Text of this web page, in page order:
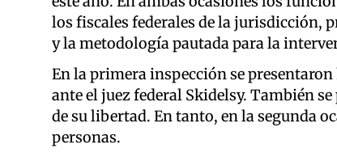
los fiscales federales de la jurisdicción,
y la metodología pautada para la
En la primera inspección se
ante el juez federal Skidelsy. También
de su libertad. En tanto, en la segunda
personas.